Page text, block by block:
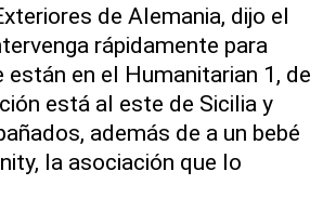
de Alemania, dijo el
rápidamente para
en el Humanitarian 1, de
está al este de Sicilia y
además de a un bebé
la asociación que lo